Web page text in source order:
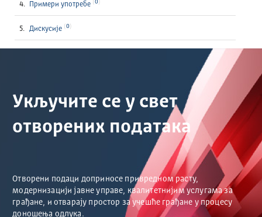
Примери употребе 0
Дискусије 0
Укључите се у свет
отворених података
Отворени подаци доприносе привредном расту,
модернизацији јавне управе, квалитетнијим услугама за
грађане, и отварају простор за учешће грађане у процесу
доношења одлука.